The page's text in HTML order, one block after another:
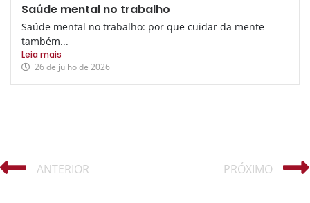
Saúde mental no trabalho
Saúde mental no trabalho: por que cuidar da mente
também...
Leia mais
26 de julho de 2026
ANTERIOR PRÓXIMO